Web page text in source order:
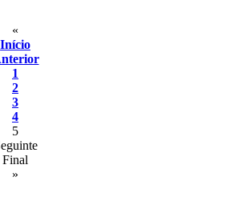
«
Início
1
2
3
4
5
Final
»